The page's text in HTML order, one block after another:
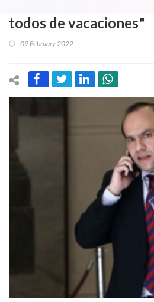
todos de vacaciones"
09 February 2022